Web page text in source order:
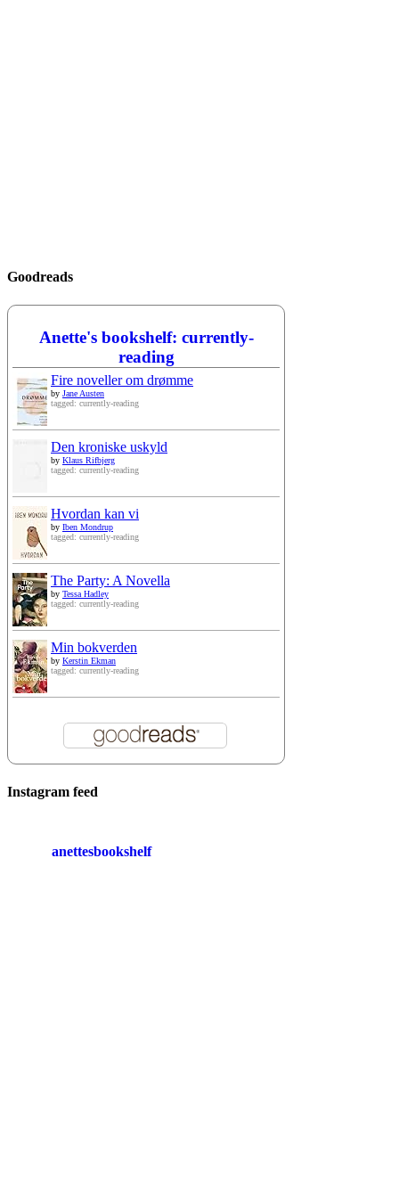
Goodreads
Anette's bookshelf: currently-
reading
Fire noveller om drømme
by Jane Austen
tagged: currently-reading
Den kroniske uskyld
by Klaus Rifbjerg
tagged: currently-reading
Hvordan kan vi
by Iben Mondrup
tagged: currently-reading
The Party: A Novella
by Tessa Hadley
tagged: currently-reading
Min bokverden
by Kerstin Ekman
tagged: currently-reading
Instagram feed
anettesbookshelf